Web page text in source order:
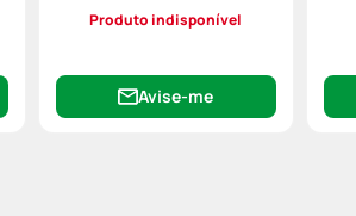
Produto indisponível
Avise-me